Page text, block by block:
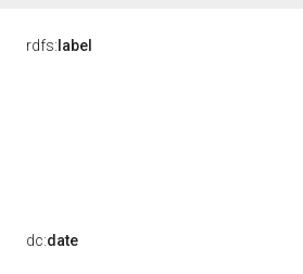
rdfs: label
dc:date